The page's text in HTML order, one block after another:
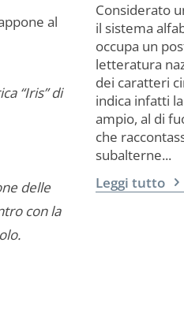
al
“Iris” di
delle
con la
Considerato
il sistema
occupa un
letteratura
dei caratteri
indica infatti
ampio, al di
che
subalterne...
Leggi tutto